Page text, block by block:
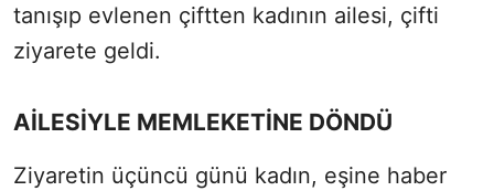
tanışıp evlenen çiftten kadının ailesi, çifti
ziyarete geldi.
AİLESİYLE MEMLEKETİNE DÖNDÜ
Ziyaretin üçüncü günü kadın, eşine haber